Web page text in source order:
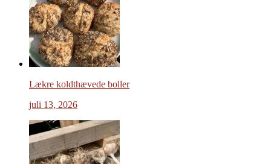
Lækre koldthævede boller
juli 13, 2026